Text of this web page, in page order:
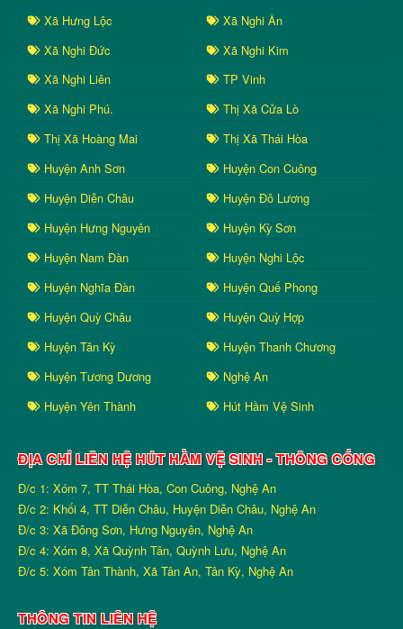
Xã Hưng Lộc
Xã Nghi Ân
Xã Nghi Đức
Xã Nghi Kim
Xã Nghi Liên
TP Vinh
Xã Nghi Phú.
Thị Xã Cửa Lò
Thị Xã Hoàng Mai
Thị Xã Thái Hòa
Huyện Anh Sơn
Huyện Con Cuông
Huyện Diễn Châu
Huyện Đô Lương
Huyện Hưng Nguyên
Huyện Kỳ Sơn
Huyện Nam Đàn
Huyện Nghi Lộc
Huyện Nghĩa Đàn
Huyện Quế Phong
Huyện Quỳ Châu
Huyện Quỳ Hợp
Huyện Tân Kỳ
Huyện Thanh Chương
Huyện Tương Dương
Nghệ An
Huyện Yên Thành
Hút Hầm Vệ Sinh
ĐỊA CHỈ LIÊN HỆ HÚT HẦM VỆ SINH - THÔNG CỐNG
Đ/c 1: Xóm 7, TT Thái Hòa, Con Cuông, Nghệ An
Đ/c 2: Khối 4, TT Diễn Châu, Huyện Diễn Châu, Nghệ An
Đ/c 3: Xã Đông Sơn, Hưng Nguyên, Nghệ An
Đ/c 4: Xóm 8, Xã Quỳnh Tân, Quỳnh Lưu, Nghệ An
Đ/c 5: Xóm Tân Thành, Xã Tân An, Tân Kỳ, Nghệ An
THÔNG TIN LIÊN HỆ